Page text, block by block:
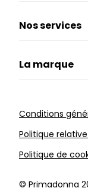
Nos services
La marque
Conditions
Politique
Politique de
©️ Primadonna